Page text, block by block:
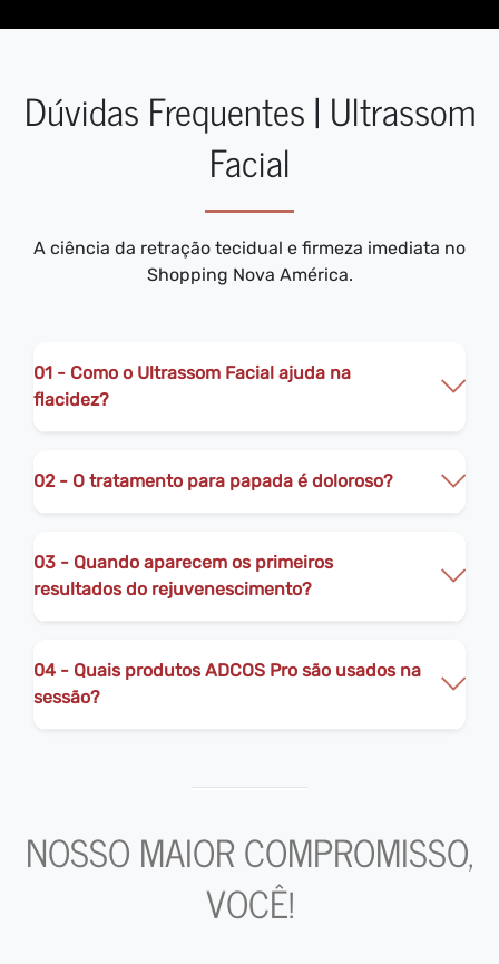
Dúvidas Frequentes | Ultrassom
Facial
A ciência da retração tecidual e firmeza imediata no
Shopping Nova América.
01 - Como o Ultrassom Facial ajuda na
flacidez?
02 - O tratamento para papada é doloroso?
03 - Quando aparecem os primeiros
resultados do rejuvenescimento?
04 - Quais produtos ADCOS Pro são usados na
sessão?
NOSSO MAIOR COMPROMISSO,
VOCÊ!